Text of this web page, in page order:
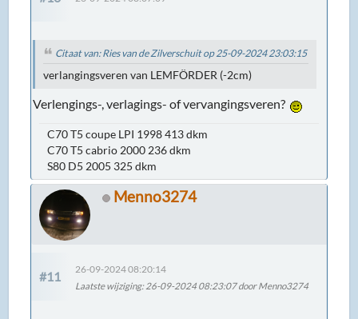
Citaat van: Ries van de Zilverschuit op 25-09-2024 23:03:15
verlangingsveren van LEMFÖRDER (-2cm)
Verlengings-, verlagings- of vervangingsveren?
C70 T5 coupe LPI 1998 413 dkm
C70 T5 cabrio 2000 236 dkm
S80 D5 2005 325 dkm
Menno3274
#11
26-09-2024 08:20:14
Laatste wijziging: 26-09-2024 08:23:07 door Menno3274